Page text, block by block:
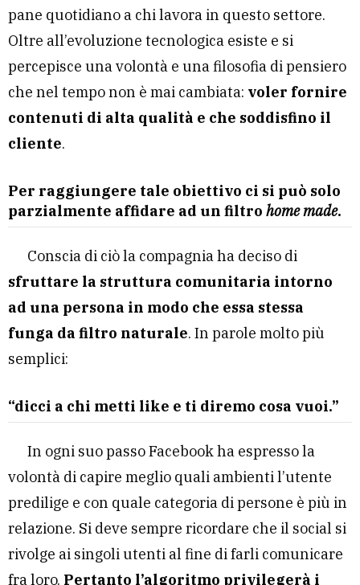
pane quotidiano a chi lavora in questo settore.
Oltre all’evoluzione tecnologica esiste e si
percepisce una volontà e una filosofia di pensiero
che nel tempo non è mai cambiata: voler fornire
contenuti di alta qualità e che soddisfino il
cliente.
Per raggiungere tale obiettivo ci si può solo
parzialmente affidare ad un filtro home made.
Conscia di ciò la compagnia ha deciso di
sfruttare la struttura comunitaria intorno
ad una persona in modo che essa stessa
funga da filtro naturale. In parole molto più
semplici:
“dicci a chi metti like e ti diremo cosa vuoi.”
In ogni suo passo Facebook ha espresso la
volontà di capire meglio quali ambienti l’utente
predilige e con quale categoria di persone è più in
relazione. Si deve sempre ricordare che il social si
rivolge ai singoli utenti al fine di farli comunicare
fra loro. Pertanto l’algoritmo privilegerà i